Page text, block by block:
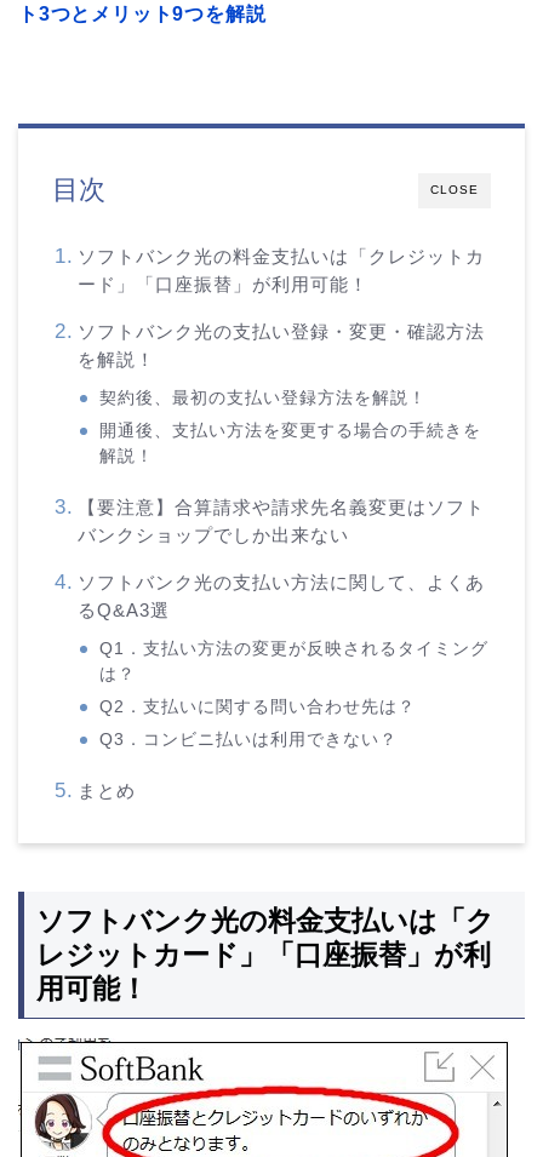
ト3つとメリット9つを解説
CLOSE
目次
ソフトバンク光の料金支払いは「クレジットカ
ード」「口座振替」が利用可能！
ソフトバンク光の支払い登録・変更・確認方法
を解説！
契約後、最初の支払い登録方法を解説！
開通後、支払い方法を変更する場合の手続きを
解説！
【要注意】合算請求や請求先名義変更はソフト
バンクショップでしか出来ない
ソフトバンク光の支払い方法に関して、よくあ
るQ&A3選
Q1．支払い方法の変更が反映されるタイミング
は？
Q2．支払いに関する問い合わせ先は？
Q3．コンビニ払いは利用できない？
まとめ
ソフトバンク光の料金支払いは「ク
レジットカード」「口座振替」が利
用可能！